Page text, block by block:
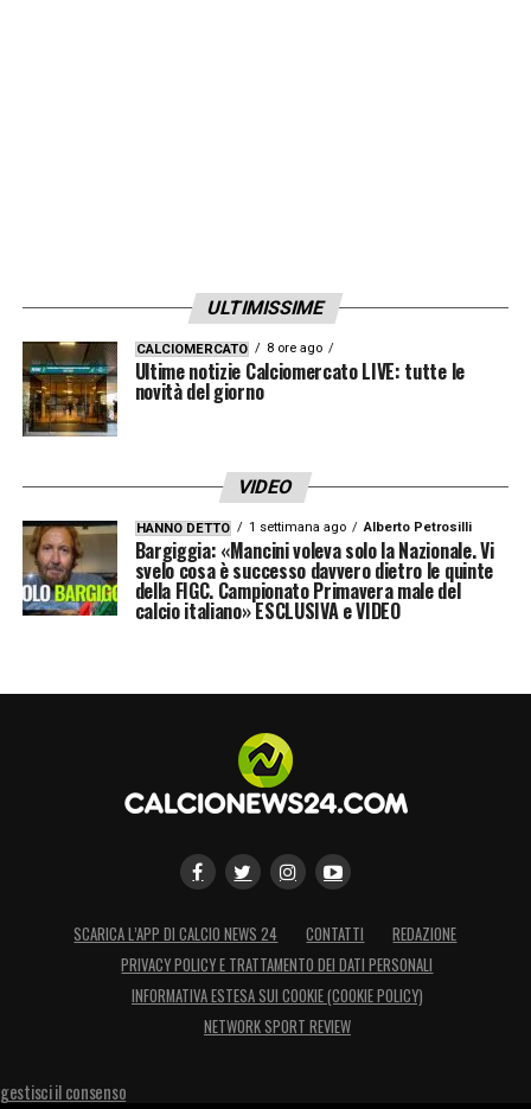
ULTIMISSIME
CALCIOMERCATO 8 ore ago
Ultime notizie Calciomercato LIVE: tutte le
novità del giorno
VIDEO
HANNO DETTO 1 settimana ago Alberto Petrosilli
Bargiggia: «Mancini voleva solo la Nazionale. Vi
svelo cosa è successo davvero dietro le quinte
della FIGC. Campionato Primavera male del
calcio italiano» ESCLUSIVA e VIDEO
SCARICA L’APP DI CALCIO NEWS 24 CONTATTI
REDAZIONE
PRIVACY POLICY E TRATTAMENTO DEI DATI PERSONALI
INFORMATIVA ESTESA SUI COOKIE (COOKIE POLICY)
NETWORK SPORT REVIEW
gestisci il consenso